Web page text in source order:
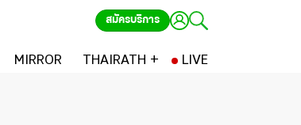
สมัครบริการ
MIRROR THAIRATH + LIVE